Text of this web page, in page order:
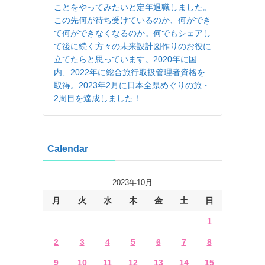
ことをやってみたいと定年退職しました。
この先何が待ち受けているのか、何ができ
て何ができなくなるのか。何でもシェアし
て後に続く方々の未来設計図作りのお役に
立てたらと思っています。2020年に国
内、2022年に総合旅行取扱管理者資格を
取得。2023年2月に日本全県めぐりの旅・
2周目を達成しました！
Calendar
2023年10月
月 火 水 木 金 土 日
1
2 3 4 5 6 7 8
9 10 11 12 13 14 15